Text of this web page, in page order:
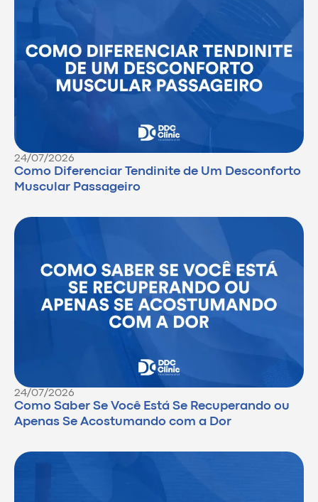
24/07/2026
Como Diferenciar Tendinite de Um Desconforto
Muscular Passageiro
24/07/2026
Como Saber Se Você Está Se Recuperando ou
Apenas Se Acostumando com a Dor